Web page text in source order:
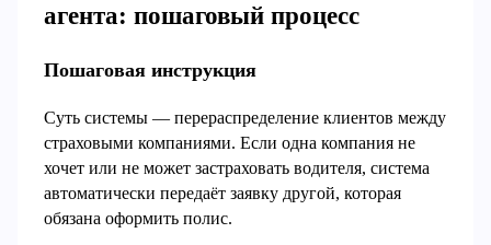
агента: пошаговый процесс
Пошаговая инструкция
Суть системы — перераспределение клиентов между
страховыми компаниями. Если одна компания не
хочет или не может застраховать водителя, система
автоматически передаёт заявку другой, которая
обязана оформить полис.